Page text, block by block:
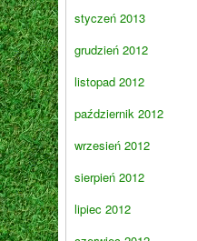
styczeń 2013
grudzień 2012
listopad 2012
październik 2012
wrzesień 2012
sierpień 2012
lipiec 2012